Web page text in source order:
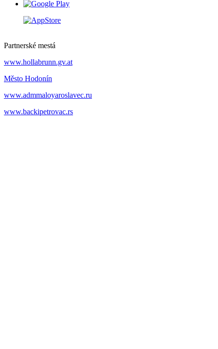
Partnerské mestá
www.hollabrunn.gv.at
Město Hodonín
www.admmaloyaroslavec.ru
www.backipetrovac.rs